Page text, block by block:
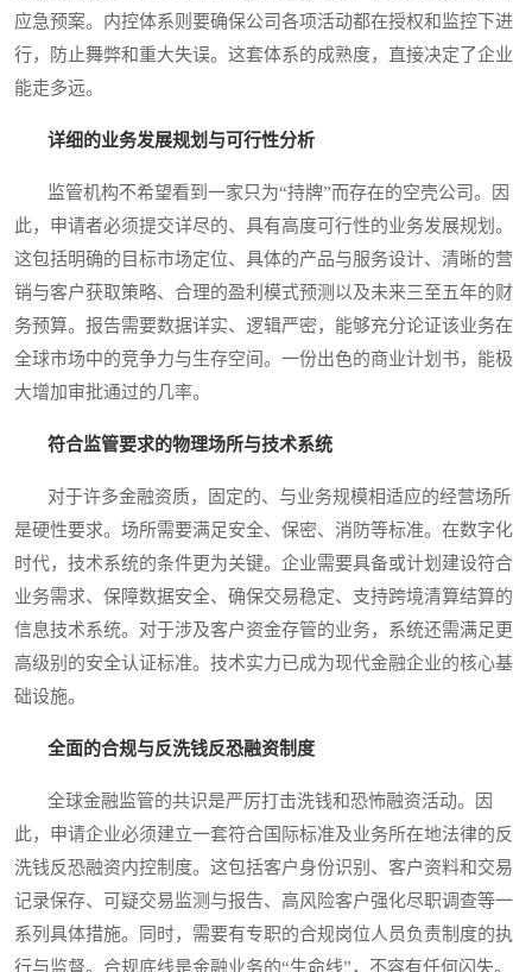
应急预案。内控体系则要确保公司各项活动都在授权和监控下进
行，防止舞弊和重大失误。这套体系的成熟度，直接决定了企业
能走多远。
详细的业务发展规划与可行性分析
监管机构不希望看到一家只为“持牌”而存在的空壳公司。因
此，申请者必须提交详尽的、具有高度可行性的业务发展规划。
这包括明确的目标市场定位、具体的产品与服务设计、清晰的营
销与客户获取策略、合理的盈利模式预测以及未来三至五年的财
务预算。报告需要数据详实、逻辑严密，能够充分论证该业务在
全球市场中的竞争力与生存空间。一份出色的商业计划书，能极
大增加审批通过的几率。
符合监管要求的物理场所与技术系统
对于许多金融资质，固定的、与业务规模相适应的经营场所
是硬性要求。场所需要满足安全、保密、消防等标准。在数字化
时代，技术系统的条件更为关键。企业需要具备或计划建设符合
业务需求、保障数据安全、确保交易稳定、支持跨境清算结算的
信息技术系统。对于涉及客户资金存管的业务，系统还需满足更
高级别的安全认证标准。技术实力已成为现代金融企业的核心基
础设施。
全面的合规与反洗钱反恐融资制度
全球金融监管的共识是严厉打击洗钱和恐怖融资活动。因
此，申请企业必须建立一套符合国际标准及业务所在地法律的反
洗钱反恐融资内控制度。这包括客户身份识别、客户资料和交易
记录保存、可疑交易监测与报告、高风险客户强化尽职调查等一
系列具体措施。同时，需要有专职的合规岗位人员负责制度的执
行与监督。合规底线是金融业务的“生命线”，不容有任何闪失。